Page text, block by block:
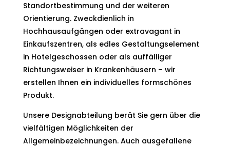
Standortbestimmung und der weiteren
Orientierung. Zweckdienlich in
Hochhausaufgängen oder extravagant in
Einkaufszentren, als edles Gestaltungselement
in Hotelgeschossen oder als auffälliger
Richtungsweiser in Krankenhäusern – wir
erstellen Ihnen ein individuelles formschönes
Produkt.
Unsere Designabteilung berät Sie gern über die
vielfältigen Möglichkeiten der
Allgemeinbezeichnungen. Auch ausgefallene